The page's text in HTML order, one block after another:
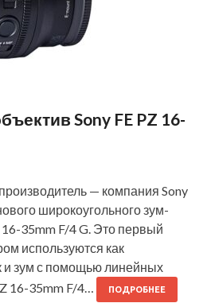
Sony FE PZ 16-
— компания Sony
широкоугольного зум-
16-35mm F/4 G. Это первый
используются как
и зум с помощью линейных
16-35mm F/4…
ПОДРОБНЕЕ